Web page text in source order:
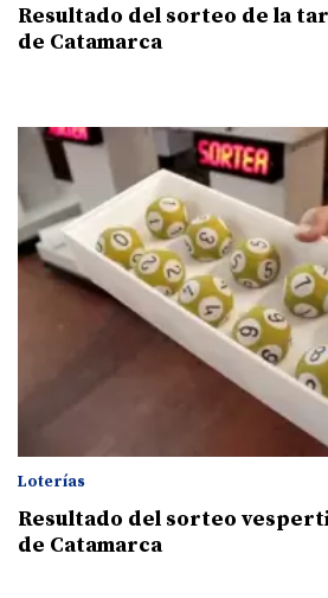
Resultado del sorteo de la
de Catamarca
Loterías
Resultado del sorteo
de Catamarca